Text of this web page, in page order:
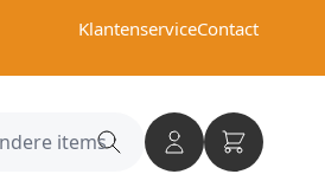
KlantenserviceContact
Search